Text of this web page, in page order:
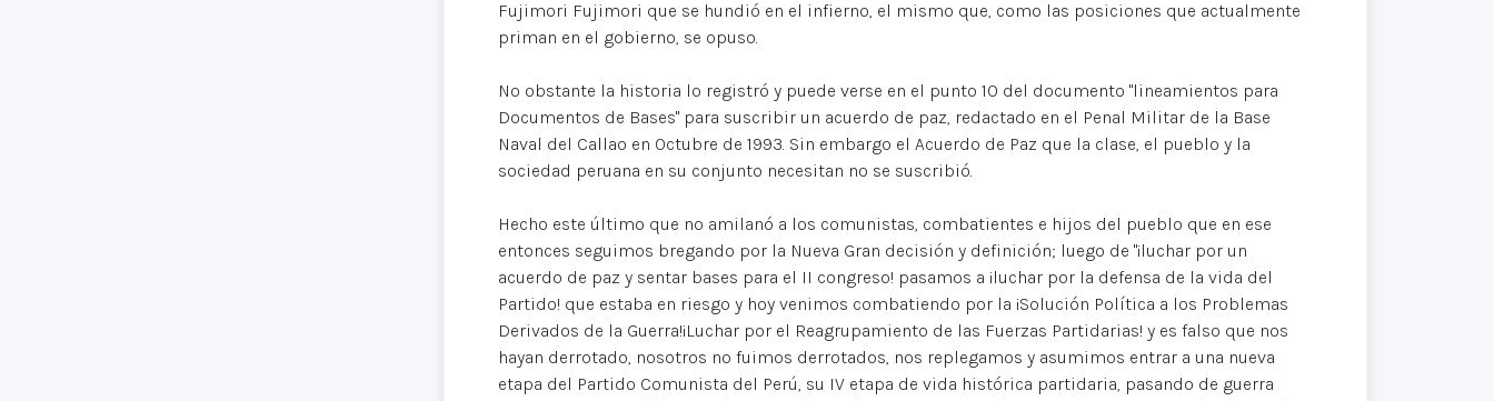
Fujimori Fujimori que se hundió en el infierno, el mismo que, como las posiciones que actualmente
priman en el gobierno, se opuso.
No obstante la historia lo registró y puede verse en el punto 10 del documento "lineamientos para
Documentos de Bases" para suscribir un acuerdo de paz, redactado en el Penal Militar de la Base
Naval del Callao en Octubre de 1993. Sin embargo el Acuerdo de Paz que la clase, el pueblo y la
sociedad peruana en su conjunto necesitan no se suscribió.
Hecho este último que no amilanó a los comunistas, combatientes e hijos del pueblo que en ese
entonces seguimos bregando por la Nueva Gran decisión y definición; luego de "¡luchar por un
acuerdo de paz y sentar bases para el II congreso! pasamos a ¡luchar por la defensa de la vida del
Partido! que estaba en riesgo y hoy venimos combatiendo por la ¡Solución Política a los Problemas
Derivados de la Guerra!¡Luchar por el Reagrupamiento de las Fuerzas Partidarias! y es falso que nos
hayan derrotado, nosotros no fuimos derrotados, nos replegamos y asumimos entrar a una nueva
etapa del Partido Comunista del Perú, su IV etapa de vida histórica partidaria, pasando de guerra